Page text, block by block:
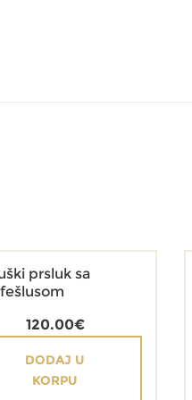
prsluk sa
120.00€
DODAJ U
KORPU